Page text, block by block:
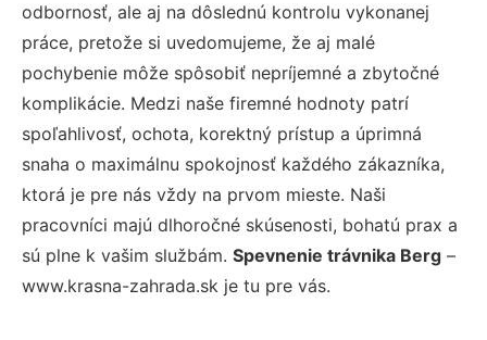
odbornosť, ale aj na dôslednú kontrolu vykonanej
práce, pretože si uvedomujeme, že aj malé
pochybenie môže spôsobiť nepríjemné a zbytočné
komplikácie. Medzi naše firemné hodnoty patrí
spoľahlivosť, ochota, korektný prístup a úprimná
snaha o maximálnu spokojnosť každého zákazníka,
ktorá je pre nás vždy na prvom mieste. Naši
pracovníci majú dlhoročné skúsenosti, bohatú prax a
sú plne k vašim službám. Spevnenie trávnika Berg –
www.krasna-zahrada.sk je tu pre vás.